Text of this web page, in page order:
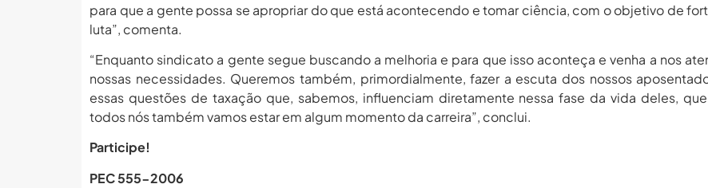
para que a gente possa se apropriar do que está acontecendo e tomar ciência, com o objetivo de
luta”, comenta.
“Enquanto sindicato a gente segue buscando a melhoria e para que isso aconteça e venha a nos
nossas necessidades. Queremos também, primordialmente, fazer a escuta dos nossos
essas questões de taxação que, sabemos, influenciam diretamente nessa fase da vida deles,
todos nós também vamos estar em algum momento da carreira”, conclui.
Participe!
PEC 555-2006